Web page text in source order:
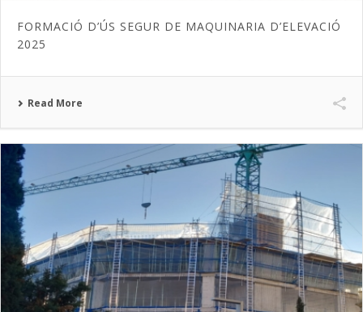
FORMACIÓ D’ÚS SEGUR DE MAQUINARIA D’ELEVACIÓ
2025
Read More